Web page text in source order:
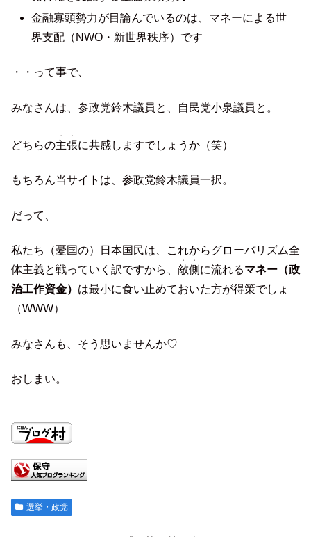
金融寡頭勢力が目論んでいるのは、マネーによる世
界支配（NWO・新世界秩序）です
・・って事で、
みなさんは、参政党鈴木議員と、自民党小泉議員と。
どちらの主張
・・
に共感しますでしょうか（笑）
もちろん当サイトは、参政党鈴木議員一択。
だって、
私たち（憂国の）日本国民は、これからグローバリズム全
体主義と戦っていく訳ですから、 敵側
・・
に流れるマネー（政
治工作資金） は最小に食い止めておいた方が得策でしょ
（WWW）
みなさんも、そう思いませんか♡
おしまい。
選挙・政党